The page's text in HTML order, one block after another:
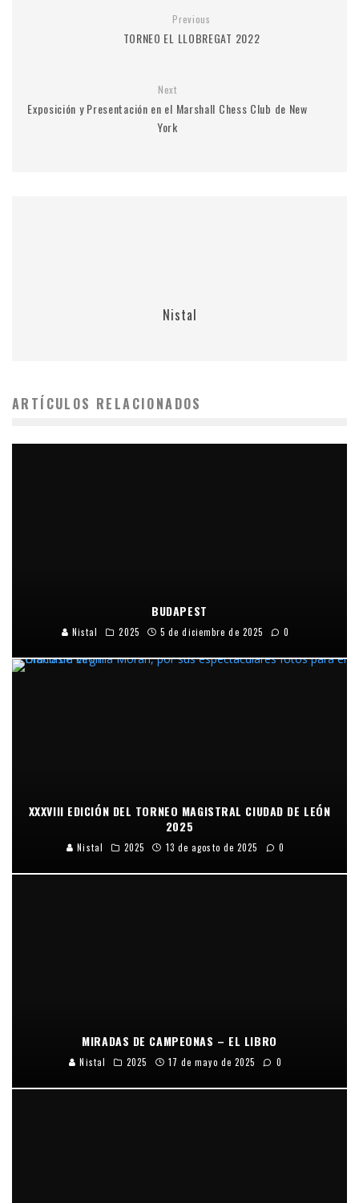
Previous
TORNEO EL LLOBREGAT 2022
Next
Exposición y Presentación en el Marshall Chess Club de New
York
Nistal
ARTÍCULOS RELACIONADOS
BUDAPEST
Nistal 2025 5 de diciembre de 2025 0
XXXVIII EDICIÓN DEL TORNEO MAGISTRAL CIUDAD DE LEÓN
2025
Nistal 2025 13 de agosto de 2025 0
MIRADAS DE CAMPEONAS – EL LIBRO
Nistal 2025 17 de mayo de 2025 0